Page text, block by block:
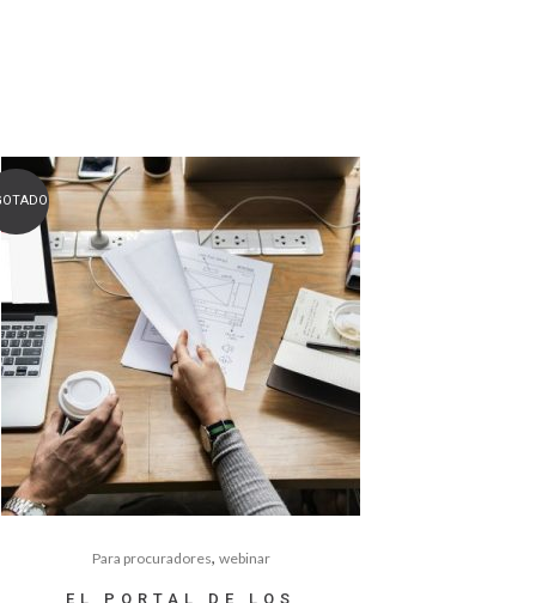
Para procuradores, webinar
EL PORTAL DE LOS